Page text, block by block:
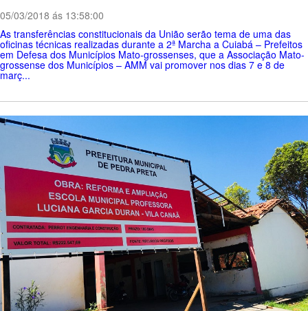
05/03/2018 ás 13:58:00
As transferências constitucionais da União serão tema de uma das
oficinas técnicas realizadas durante a 2ª Marcha a Cuiabá – Prefeitos
em Defesa dos Municípios Mato-grossenses, que a Associação Mato-
grossense dos Municípios – AMM vai promover nos dias 7 e 8 de
març...